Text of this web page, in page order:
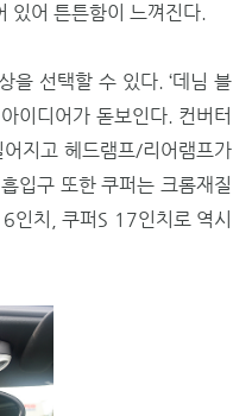
있어 튼튼함이 느껴진다.
을 선택할 수 있다. ‘데님 블
이디어가 돋보인다. 컨버터
지고 헤드램프/리어램프가
입구 또한 쿠퍼는 크롬재질
인치, 쿠퍼S 17인치로 역시